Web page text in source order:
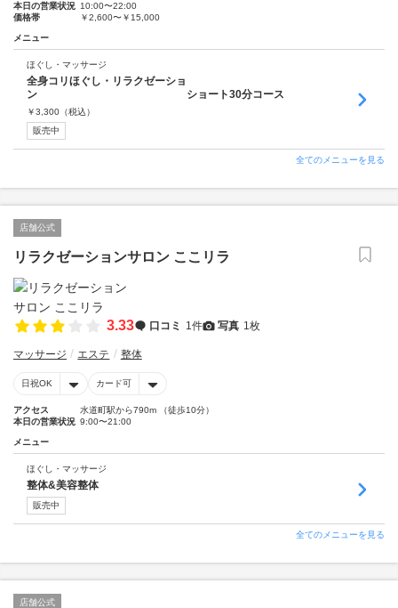
本日の営業状況 10:00〜22:00
価格帯
￥2,600〜￥15,000
メニュー
ほぐし・マッサージ
全身コリほぐし・リラクゼーショ
ン ショート30分コース
￥3,300 （税込）
販売中
全てのメニューを見る
店舗公式
リラクゼーションサロン ここリラ
3.33 口コミ 1件 写真 1枚
マッサージ エステ 整体
日祝OK カード可
アクセス
水道町駅から790m （徒歩10分）
本日の営業状況 9:00〜21:00
メニュー
ほぐし・マッサージ
整体&美容整体
販売中
全てのメニューを見る
店舗公式